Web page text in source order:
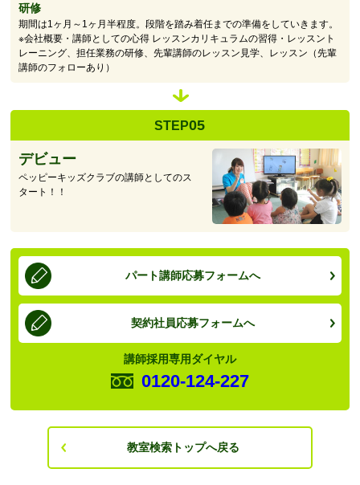
研修
期間は1ヶ月～1ヶ月半程度。段階を踏み着任までの準備をしていきます。
※会社概要・講師としての心得 レッスンカリキュラムの習得・レッスント
レーニング、担任業務の研修、先輩講師のレッスン見学、レッスン（先輩
講師のフォローあり）
STEP05
デビュー
ペッピーキッズクラブの講師としてのス
タート！！
パート講師応募フォームへ
契約社員応募フォームへ
講師採用専用ダイヤル
0120-124-227
教室検索トップへ戻る